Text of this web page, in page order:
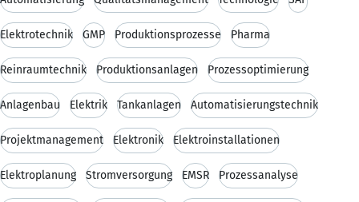
Elektrotechnik GMP Produktionsprozesse Pharma
Reinraumtechnik Produktionsanlagen Prozessoptimierung
Anlagenbau Elektrik Tankanlagen Automatisierungstechnik
Projektmanagement Elektronik Elektroinstallationen
Elektroplanung Stromversorgung EMSR Prozessanalyse